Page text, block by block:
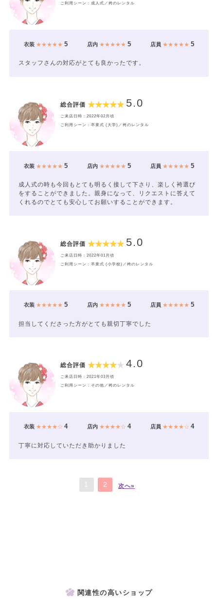
ご利用シーン：成人式／袴のレンタル
衣装★★★★★ 5 店内★★★★★ 5 店員 ★★★★★5
スタッフさんの対応がとても良かったです。
総合評価 5.0
ご来店日時：2022年02月頃
ご利用シーン：卒業式 (大学)／袴のレンタル
衣装★★★★★ 5 店内★★★★★ 5 店員 ★★★★★5
成人式の時も今回もとても明るく接して下さり、楽しく袴選び
をすることができました。親身になって、リクエストに答えて
くれるのでとても安心してお願いすることができます。
総合評価 5.0
ご来店日時：2022年01月頃
ご利用シーン：卒業式 (小学校)／袴のレンタル
衣装★★★★★ 5 店内★★★★★ 5 店員 ★★★★★5
担当してくださった方がとても親切丁寧でした
総合評価 4.0
ご来店日時：2021年03月頃
ご利用シーン：その他／袴のレンタル
衣装★★★★☆ 4 店内★★★★☆ 4 店員 ★★★★☆4
丁寧に対応していただき助かりました
2 次へ»
関連性の高いショップ